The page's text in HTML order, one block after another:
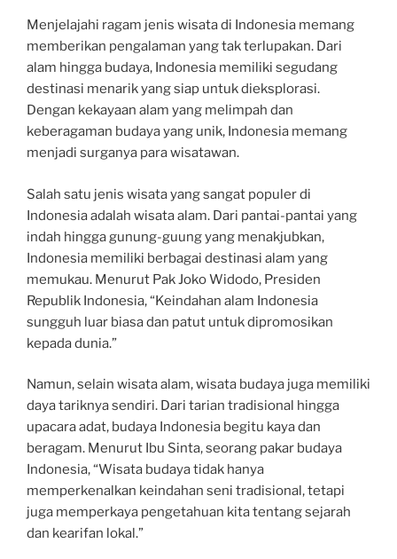
Menjelajahi ragam jenis wisata di Indonesia memang
memberikan pengalaman yang tak terlupakan. Dari
alam hingga budaya, Indonesia memiliki segudang
destinasi menarik yang siap untuk dieksplorasi.
Dengan kekayaan alam yang melimpah dan
keberagaman budaya yang unik, Indonesia memang
menjadi surganya para wisatawan.
Salah satu jenis wisata yang sangat populer di
Indonesia adalah wisata alam. Dari pantai-pantai yang
indah hingga gunung-guung yang menakjubkan,
Indonesia memiliki berbagai destinasi alam yang
memukau. Menurut Pak Joko Widodo, Presiden
Republik Indonesia, “Keindahan alam Indonesia
sungguh luar biasa dan patut untuk dipromosikan
kepada dunia.”
Namun, selain wisata alam, wisata budaya juga memiliki
daya tariknya sendiri. Dari tarian tradisional hingga
upacara adat, budaya Indonesia begitu kaya dan
beragam. Menurut Ibu Sinta, seorang pakar budaya
Indonesia, “Wisata budaya tidak hanya
memperkenalkan keindahan seni tradisional, tetapi
juga memperkaya pengetahuan kita tentang sejarah
dan kearifan lokal.”